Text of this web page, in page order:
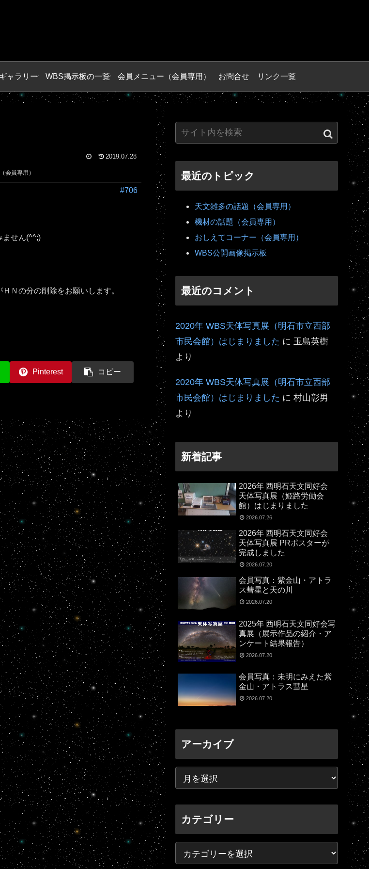
ャラリー WBS掲示板の一覧 会員メニュー（会員専用） お問合せ リンク一覧
2019.07.28
会員専用）
#706
ません(^^;)
Ｎの分の削除をお願いします。
Pinterest コピー
最近のトピック
天文雑多の話題（会員専用）
機材の話題（会員専用）
おしえてコーナー（会員専用）
WBS公開画像掲示板
最近のコメント
2020年 WBS天体写真展（明石市立西部
市民会館）はじまりました に 玉島英樹
より
2020年 WBS天体写真展（明石市立西部
市民会館）はじまりました に 村山彰男
より
新着記事
2026年 西明石天文同好会
天体写真展（姫路労働会
館）はじまりました
2026.07.26
2026年 西明石天文同好会
天体写真展 PRポスターが
完成しました
2026.07.20
会員写真：紫金山・アトラ
ス彗星と天の川
2026.07.20
2025年 西明石天文同好会写
真展（展示作品の紹介・ア
ンケート結果報告）
2026.07.20
会員写真：未明にみえた紫
金山・アトラス彗星
2026.07.20
アーカイブ
カテゴリー